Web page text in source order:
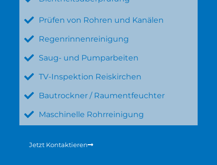
Prüfen von Rohren und Kanälen
Regenrinnenreinigung
Saug- und Pumparbeiten
TV-Inspektion Reiskirchen
Bautrockner / Raumentfeuchter
Maschinelle Rohrreinigung
Jetzt Kontaktieren